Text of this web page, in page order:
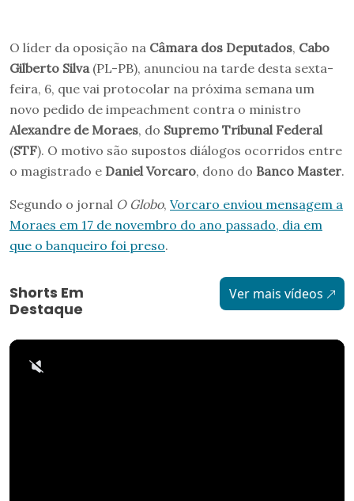
O líder da oposição na Câmara dos Deputados, Cabo
Gilberto Silva (PL-PB), anunciou na tarde desta sexta-
feira, 6, que vai protocolar na próxima semana um
novo pedido de impeachment contra o ministro
Alexandre de Moraes, do Supremo Tribunal Federal
(STF). O motivo são supostos diálogos ocorridos entre
o magistrado e Daniel Vorcaro, dono do Banco Master.
Segundo o jornal O Globo, Vorcaro enviou mensagem a
Moraes em 17 de novembro do ano passado, dia em
que o banqueiro foi preso.
Shorts Em
Destaque
Ver mais vídeos